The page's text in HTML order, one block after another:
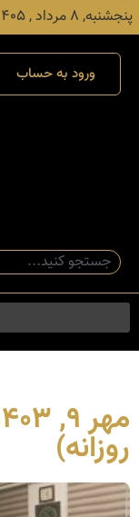
پنجشنبه, ۸ مرداد , ۱۴۰۵
ورود به حساب
روزانه)